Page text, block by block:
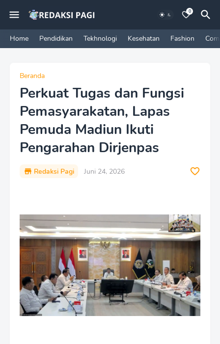
0
Home Pendidikan Tekhnologi Kesehatan Fashion
Beranda
Perkuat Tugas dan Fungsi
Pemasyarakatan, Lapas
Pemuda Madiun Ikuti
Pengarahan Dirjenpas
Redaksi Pagi Juni 24, 2026
i
u
m
B
y
R
a
u
s
h
a